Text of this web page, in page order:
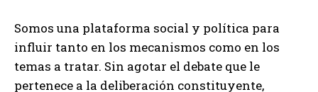
Somos una plataforma social y política para
influir tanto en los mecanismos como en los
temas a tratar. Sin agotar el debate que le
pertenece a la deliberación constituyente,